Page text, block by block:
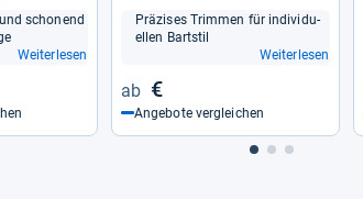
scho­nend
Weiterlesen
Prä­zi­ses Trim­men für indi­vi­du­
el­len Bart­stil
Weiterlesen
€
Angebote vergleichen